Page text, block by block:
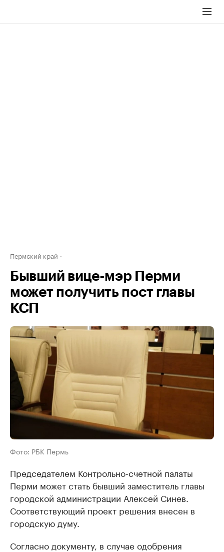
Пермский край
Бывший вице-мэр Перми
может получить пост главы
КСП
Фото: РБК Пермь
Председателем Контрольно-счетной палаты
Перми может стать бывший заместитель главы
городской администрации Алексей Синев.
Соответствующий проект решения внесен в
городскую думу.
Согласно документу, в случае одобрения